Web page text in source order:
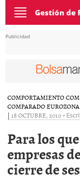
Toggle
navigation
Gestión de
Publicidad
COMPORTAMIENTO
COMPARADO EUROZONA
| 18 OCTUBRE, 2010-
Para los
empresas
cierre de